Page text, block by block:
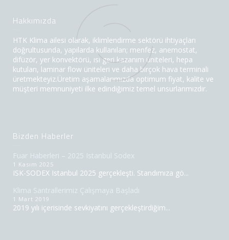
Hakkımızda
HTK Klima ailesi olarak, iklimlendirme sektörü ihtiyaçları
doğrultusunda, yapılarda kullanılan; menfez, anemostat,
difüzör, yer konvektörü, ısı geri kazanım üniteleri, hepa
kutuları, laminar flow üniteleri ve daha birçok hava terminali
üretmekteyiz.Üretim aşamalarımızda optimum fiyat, kalite ve
müşteri memnuniyeti ilke edindiğimiz temel unsurlarımızdır.
Bizden Haberler
Fuar Haberleri – 2025 Istanbul Sodex
1 Kasım 2025
ISK-SODEX Istanbul 2025 gerçekleşti. Standımıza gö...
Klima Santrallerimiz Çalışmaya Başladı
1 Mart 2019
2019 yılı içerisinde sevkiyatını gerçekleştirdiğim...